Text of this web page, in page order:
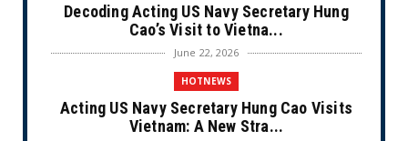
Decoding Acting US Navy Secretary Hung
Cao’s Visit to Vietna...
June 22, 2026
HOTNEWS
Acting US Navy Secretary Hung Cao Visits
Vietnam: A New Stra...